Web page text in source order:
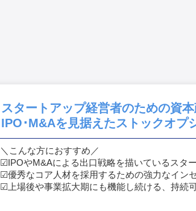
スタートアップ経営者のための資
IPO･M&Aを見据えたストックオプ
＼こんな方におすすめ／
☑︎IPOやM&Aによる出口戦略を描いているスタ
☑︎優秀なコア人材を採用するための強力なイン
☑︎上場後や事業拡大期にも機能し続ける、持続